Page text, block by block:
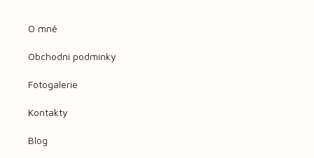
O mně
Obchodní podmínky
Fotogalerie
Kontakty
Blog